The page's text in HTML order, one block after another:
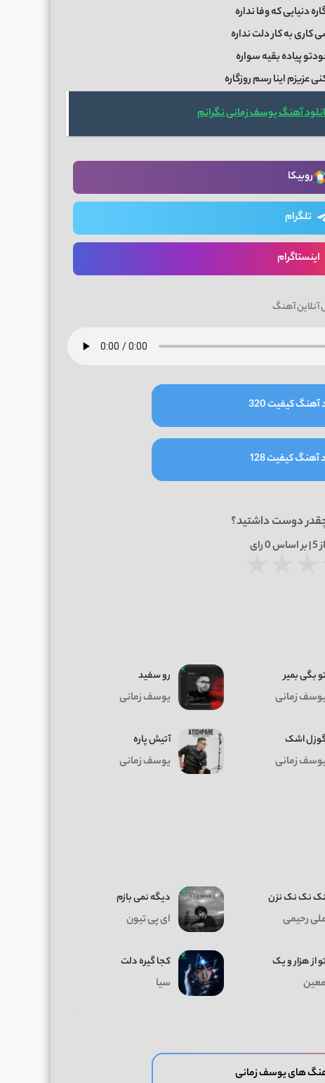
دنیایی که وفا نداره
کاری به کار دلت نداره
پیاده بقیه سواره
عزیزم اینا رسم روزگاره
آهنگ یوسف زمانی نگرانم
روبیکا
تلگرام
اینستاگرام
آهنگ
آهنگ کیفیت 320
آهنگ کیفیت 128
دوست داشتید؟
از 5 | بر اساس 0رای
تو بگی بمیر
یوسف زمانی
رو سفید
یوسف زمانی
اشک
یوسف زمانی
آتیش پاره
یوسف زمانی
نک نک نک نزن
رحیمی
دیگه نمی بازم
ای پی تیون
تو از هزار و یک
معین
کجا گیره دلت
سیا
های یوسف زمانی